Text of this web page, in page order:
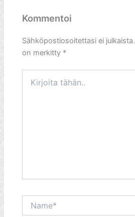
Kommentoi
Sähköpostiosoitettasi ei julkaista.
on merkitty *
tähän..